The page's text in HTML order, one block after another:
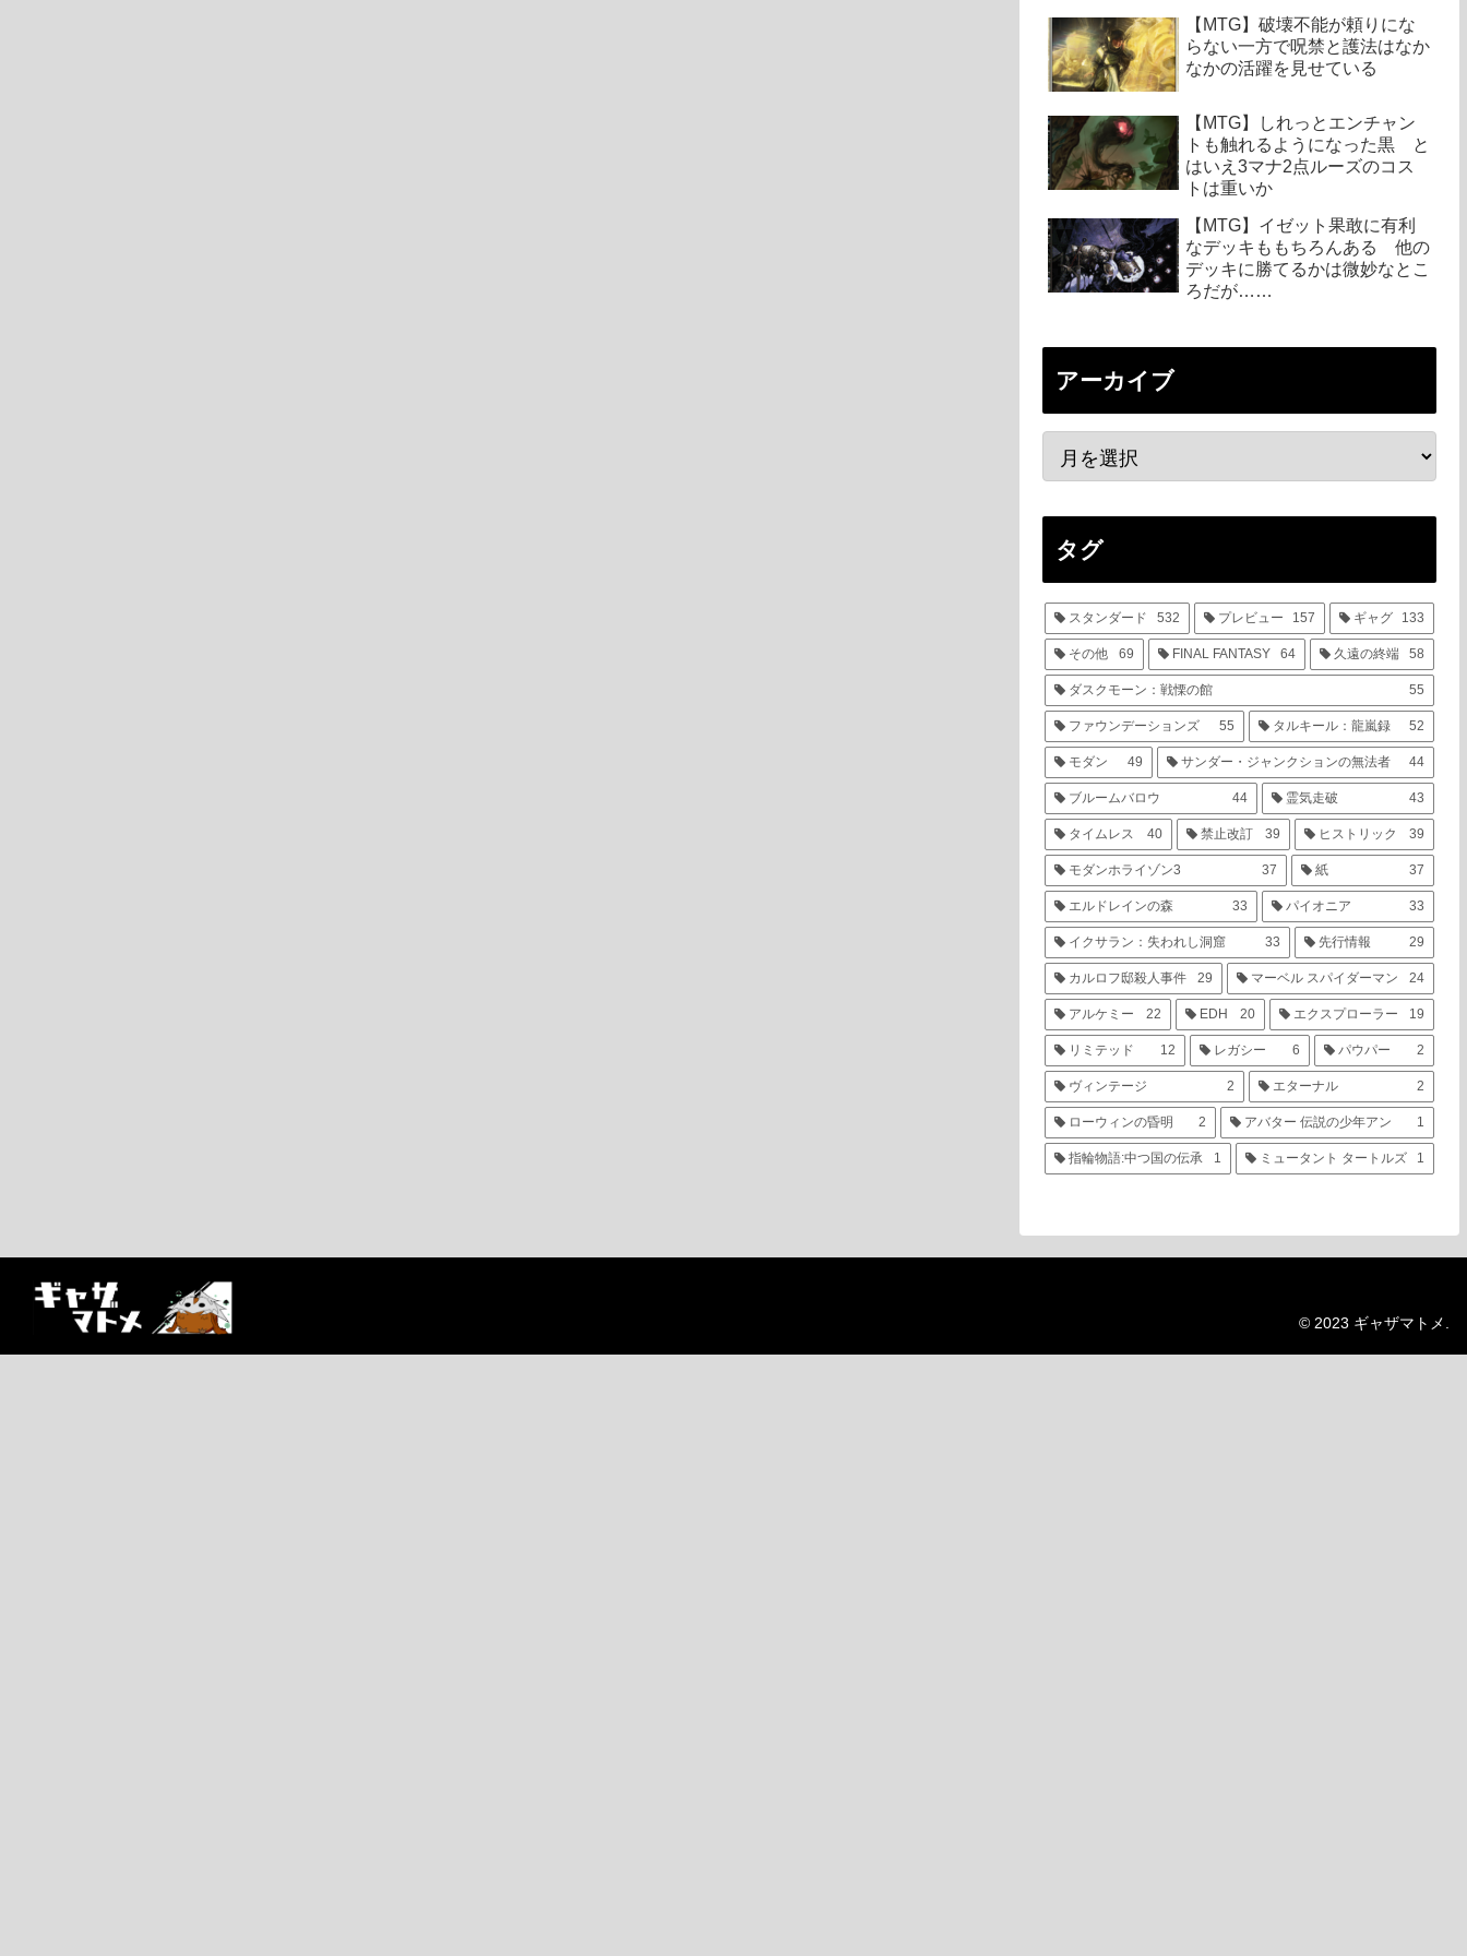
【MTG】破壊不能が頼りにな
らない一方で呪禁と護法はなか
なかの活躍を見せている
【MTG】しれっとエンチャン
トも触れるようになった黒 と
はいえ3マナ2点ルーズのコス
トは重いか
【MTG】イゼット果敢に有利
なデッキももちろんある 他の
デッキに勝てるかは微妙なとこ
ろだが……
アーカイブ
タグ
スタンダード 532 プレビュー 157 ギャグ 133
その他 69 FINAL FANTASY 64 久遠の終端 58
ダスクモーン：戦慄の館 55
ファウンデーションズ 55 タルキール：龍嵐録 52
モダン 49 サンダー・ジャンクションの無法者 44
ブルームバロウ 44 霊気走破 43
タイムレス 40 禁止改訂 39 ヒストリック 39
モダンホライゾン3 37 紙 37
エルドレインの森 33 パイオニア 33
イクサラン：失われし洞窟 33 先行情報 29
カルロフ邸殺人事件 29 マーベル スパイダーマン 24
アルケミー 22 EDH 20 エクスプローラー 19
リミテッド 12 レガシー 6 パウパー 2
ヴィンテージ 2 エターナル 2
ローウィンの昏明 2 アバター 伝説の少年アン 1
指輪物語:中つ国の伝承 1 ミュータント タートルズ 1
© 2023 ギャザマトメ.